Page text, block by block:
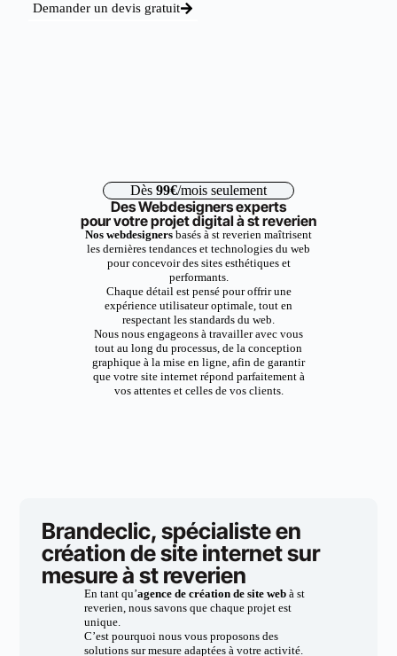
Demander un devis gratuit
Dès 99€/mois seulement
Des Webdesigners experts
pour votre projet digital à st reverien
Nos webdesigners basés à st reverien maîtrisent
les dernières tendances et technologies du web
pour concevoir des sites esthétiques et
performants.
Chaque détail est pensé pour offrir une
expérience utilisateur optimale, tout en
respectant les standards du web.
Nous nous engageons à travailler avec vous
tout au long du processus, de la conception
graphique à la mise en ligne, afin de garantir
que votre site internet répond parfaitement à
vos attentes et celles de vos clients.
Brandeclic, spécialiste en
création de site internet sur
mesure à st reverien
En tant qu’agence de création de site webà st
reverien, nous savons que chaque projet est
unique.
C’est pourquoi nous vous proposons des
solutions sur mesure adaptées à votre activité.